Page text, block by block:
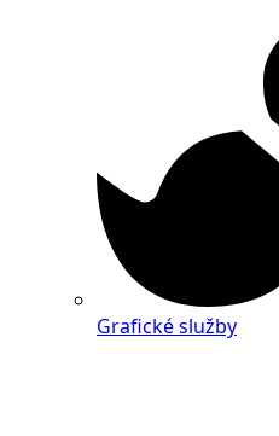
Grafické služby